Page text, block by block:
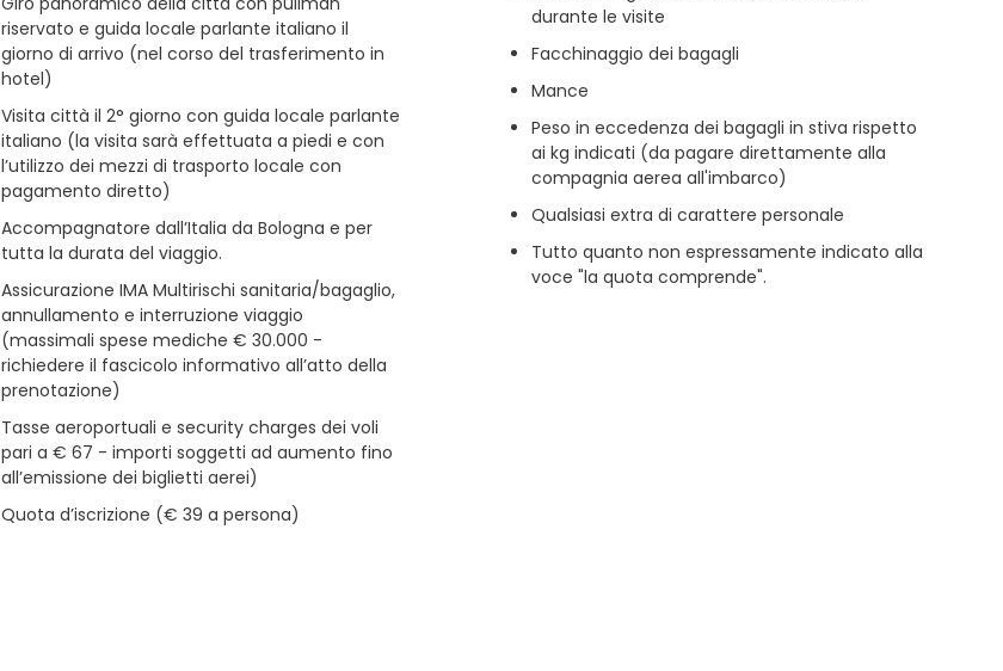
riservato e guida locale parlante italiano il
giorno di arrivo (nel corso del trasferimento in
hotel)
Visita città il 2° giorno con guida locale parlante
italiano (la visita sarà effettuata a piedi e con
l’utilizzo dei mezzi di trasporto locale con
pagamento diretto)
Accompagnatore dall’Italia da Bologna e per
tutta la durata del viaggio.
Assicurazione IMA Multirischi sanitaria/bagaglio,
annullamento e interruzione viaggio
(massimali spese mediche € 30.000 -
richiedere il fascicolo informativo all’atto della
prenotazione)
Tasse aeroportuali e security charges dei voli
pari a € 67 - importi soggetti ad aumento fino
all’emissione dei biglietti aerei)
Quota d’iscrizione (€ 39 a persona)
durante le visite
Facchinaggio dei bagagli
Mance
Peso in eccedenza dei bagagli in stiva rispetto
ai kg indicati (da pagare direttamente alla
compagnia aerea all'imbarco)
Qualsiasi extra di carattere personale
Tutto quanto non espressamente indicato alla
voce "la quota comprende".